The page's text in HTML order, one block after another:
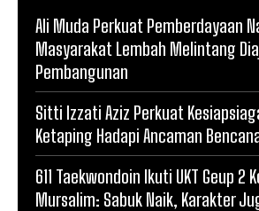
Ali Muda Perkuat Pemberdayaan
Masyarakat Lembah Melintang
Pembangunan
Sitti Izzati Aziz Perkuat
Ketaping Hadapi Ancaman
611 Taekwondoin Ikuti UKT Geup 2
Mursalim: Sabuk Naik, Karakter